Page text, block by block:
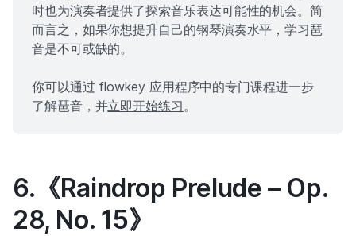
时也为演奏者提供了探索音乐表达可能性的机会。简
而言之，如果你想提升自己的钢琴演奏水平，学习琶
音是不可或缺的。
你可以通过 flowkey 应用程序中的专门课程进一步
了解琶音，并立即开始练习。
6.《Raindrop Prelude – Op.
28, No. 15》